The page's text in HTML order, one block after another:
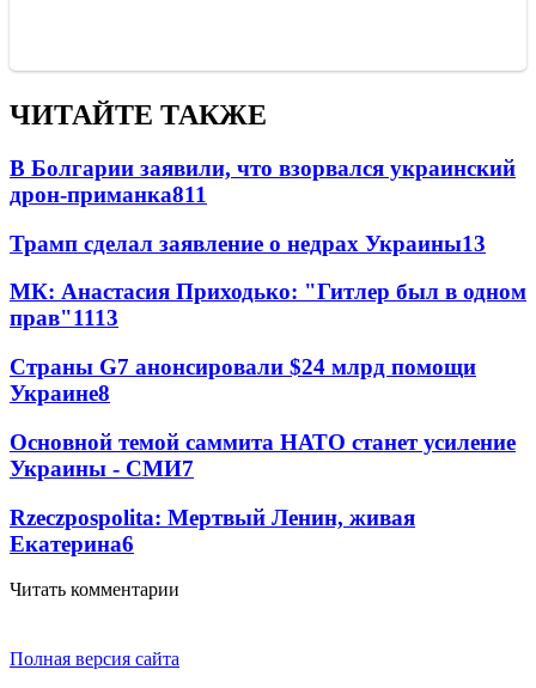
ЧИТАЙТЕ ТАКЖЕ
В Болгарии заявили, что взорвался украинский
дрон-приманка811
Трамп сделал заявление о недрах Украины13
МК: Анастасия Приходько: "Гитлер был в одном
прав"1113
Страны G7 анонсировали $24 млрд помощи
Украине8
Основной темой саммита НАТО станет усиление
Украины - СМИ7
Rzeczpospolita: Мертвый Ленин, живая
Екатерина6
Читать комментарии
Полная версия сайта